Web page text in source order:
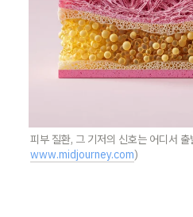
www.midjourney.com)